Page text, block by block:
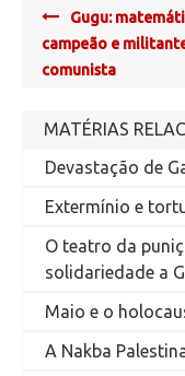
Post
navigation
Gugu:
campeão e
comunista
MATÉRIAS
Devastação de
Extermínio e
O teatro da
solidariedade a
Maio e o
A Nakba